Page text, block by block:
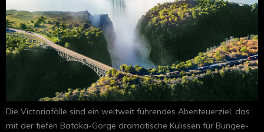
Die Victoriafälle sind ein weltweit führendes Abenteuerziel, das
mit der tiefen Batoka-Gorge dramatische Kulissen für Bungee-